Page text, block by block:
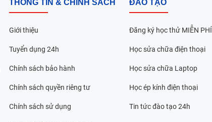
THÔNG TIN & CHÍNH SÁCH
Giới thiệu
Tuyển dụng 24h
Chính sách bảo hành
Chính sách quyền riêng tư
Chính sách sử dụng
ĐÀO TẠO
Đăng ký học thử MIỄN PHÍ
Học sửa chữa điện thoại
Học sửa chữa Laptop
Học ép kính điện thoại
Tin tức đào tạo 24h